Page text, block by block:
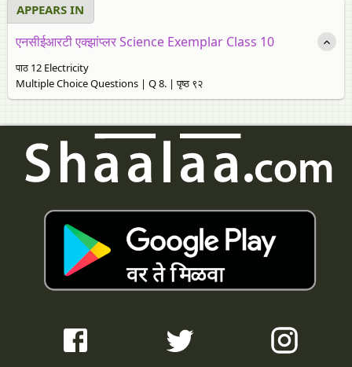
APPEARS IN
एनसीईआरटी एक्झांप्लर Science Exemplar Class 10
पाठ 12 Electricity
Multiple Choice Questions | Q 8. | पृष्ठ ९२